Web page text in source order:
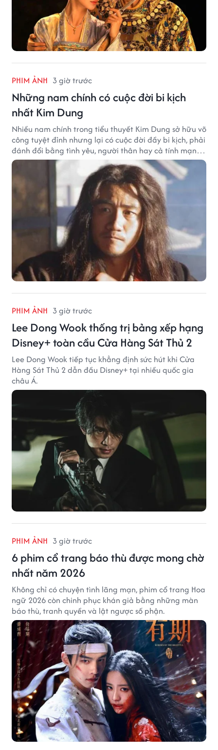
PHIM ẢNH 3 giờ trước
Những nam chính có cuộc đời bi kịch
nhất Kim Dung
Nhiều nam chính trong tiểu thuyết Kim Dung sở hữu võ
công tuyệt đỉnh nhưng lại có cuộc đời đầy bi kịch, phải
đánh đổi bằng tình yêu, người thân hay cả tính mạng,
khiến độc giả không khỏi tiếc nuối.
PHIM ẢNH 3 giờ trước
Lee Dong Wook thống trị bảng xếp hạng
Disney+ toàn cầu Cửa Hàng Sát Thủ 2
Lee Dong Wook tiếp tục khẳng định sức hút khi Cửa
Hàng Sát Thủ 2 dẫn đầu Disney+ tại nhiều quốc gia
châu Á.
PHIM ẢNH 3 giờ trước
6 phim cổ trang báo thù được mong chờ
nhất năm 2026
Không chỉ có chuyện tình lãng mạn, phim cổ trang Hoa
ngữ 2026 còn chinh phục khán giả bằng những màn
báo thù, tranh quyền và lật ngược số phận.